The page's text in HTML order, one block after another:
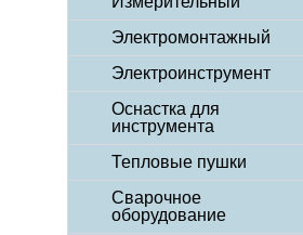
Электромонтажный
Электроинструмент
Оснастка для
инструмента
Тепловые пушки
Сварочное
оборудование